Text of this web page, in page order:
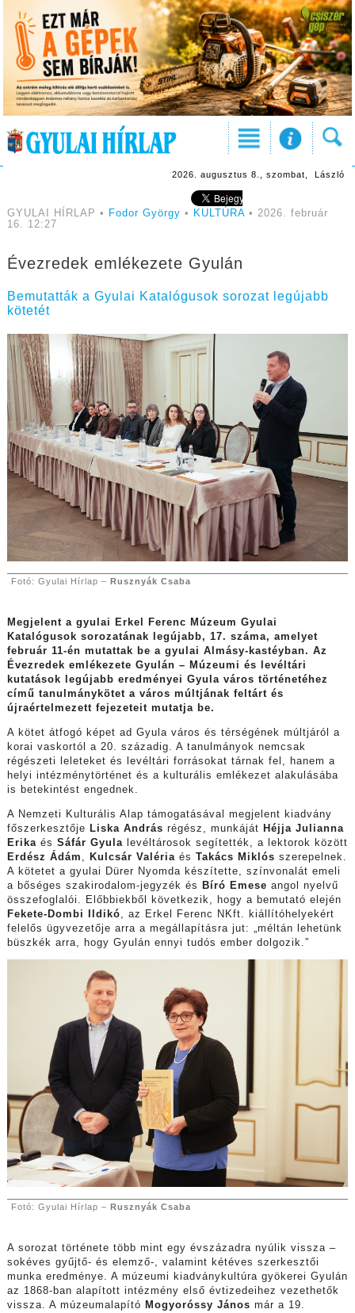
2026. augusztus 8., szombat, László
GYULAI HÍRLAP • Fodor György • KULTÚRA• 2026. február
16. 12:27
Évezredek emlékezete Gyulán
Bemutatták a Gyulai Katalógusok sorozat legújabb
kötetét
Fotó: Gyulai Hírlap – Rusznyák Csaba
Megjelent a gyulai Erkel Ferenc Múzeum Gyulai
Katalógusok sorozatának legújabb, 17. száma, amelyet
február 11-én mutattak be a gyulai Almásy-kastéyban. Az
Évezredek emlékezete Gyulán – Múzeumi és levéltári
kutatások legújabb eredményei Gyula város történetéhez
című tanulmánykötet a város múltjának feltárt és
újraértelmezett fejezeteit mutatja be.
A kötet átfogó képet ad Gyula város és térségének múltjáról a
korai vaskortól a 20. századig. A tanulmányok nemcsak
régészeti leleteket és levéltári forrásokat tárnak fel, hanem a
helyi intézménytörténet és a kulturális emlékezet alakulásába
is betekintést engednek.
A Nemzeti Kulturális Alap támogatásával megjelent kiadvány
főszerkesztője Liska András régész, munkáját Héjja Julianna
Erika és Sáfár Gyula levéltárosok segítették, a lektorok között
Erdész Ádám
Kulcsár Valéria és Takács Miklós szerepelnek.
A kötetet a gyulai Dürer Nyomda készítette, színvonalát emeli
a bőséges szakirodalom-jegyzék és
Bíró Emese angol nyelvű
összefoglalói. Előbbiekből következik, hogy a bemutató elején
Fekete-Dombi Ildikó , az Erkel Ferenc NKft. kiállítóhelyekért
felelős ügyvezetője arra a megállapításra jut: „méltán lehetünk
büszkék arra, hogy Gyulán ennyi tudós ember dolgozik.”
Fotó: Gyulai Hírlap – Rusznyák Csaba
A sorozat története több mint egy évszázadra nyúlik vissza –
sokéves gyűjtő- és elemző-, valamint kétéves szerkesztői
munka eredménye. A múzeumi kiadványkultúra gyökerei Gyulán
az 1868-ban alapított intézmény első évtizedeihez vezethetők
vissza. A múzeumalapító Mogyoróssy János már a 19.